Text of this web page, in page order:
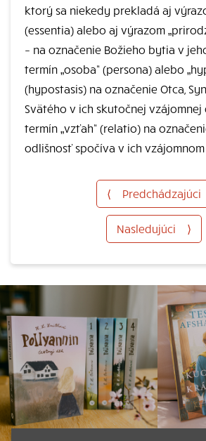
ktorý sa niekedy prekladá aj
(essentia) alebo aj výrazom
– na označenie Božieho bytia v
termín „osoba“ (persona) alebo
(hypostasis) na označenie Otca,
Svätého v ich skutočnej vzájomnej
termín „vzťah“ (relatio) na
odlišnosť spočíva v ich
⟨ Predchádzajúci
Nasledujúci ⟩